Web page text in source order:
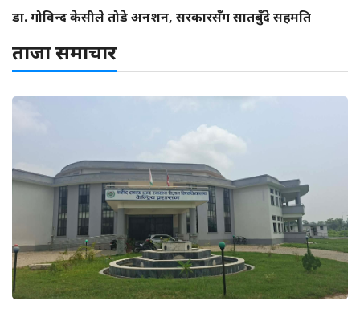
डा. गोविन्द केसीले तोडे अनशन, सरकारसँग सातबुँदे सहमति
ताजा समाचार